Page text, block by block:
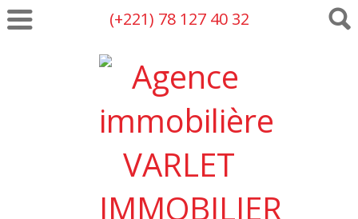
(+221) 78 127 40 32